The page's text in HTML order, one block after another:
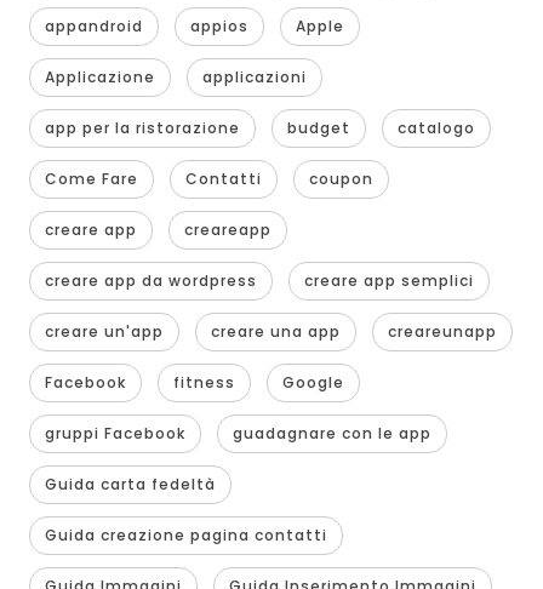
appandroid appios Apple
Applicazione applicazioni
app per la ristorazione budget catalogo
Come Fare Contatti coupon
creare app creareapp
creare app da wordpress creare app semplici
creare un'app creare una app creareunapp
Facebook fitness Google
gruppi Facebook guadagnare con le app
Guida carta fedeltà
Guida creazione pagina contatti